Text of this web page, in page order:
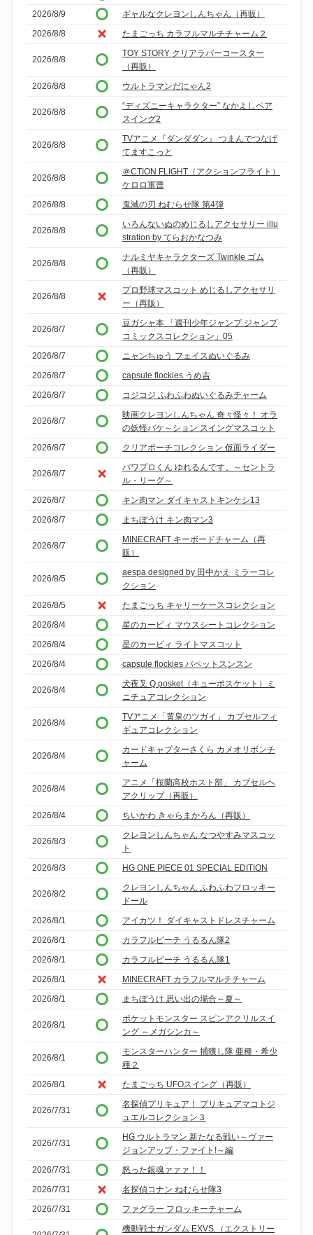
2026/8/9
ギャルなクレヨンしんちゃん（再販）
2026/8/8
たまごっち カラフルマルチチャーム２
2026/8/8
TOY STORY クリアラバーコースター
（再販）
2026/8/8
ウルトラマンだにゃん2
2026/8/8
“ディズニーキャラクター” なかよしペア
スイング2
2026/8/8
TVアニメ『ダンダダン』 つまんでつなげ
てますこっと
2026/8/8
＠CTION FLIGHT（アクションフライト）
ケロロ軍曹
2026/8/8
鬼滅の刃 ねむらせ隊 第4弾
2026/8/8
いろんないぬのめじるしアクセサリー illu
stration by てらおかなつみ
2026/8/8
ナルミヤキャラクターズ Twinkle ゴム
（再販）
2026/8/8
プロ野球マスコット めじるしアクセサリ
ー（再販）
2026/8/7
豆ガシャ本 「週刊少年ジャンプ ジャンプ
コミックスコレクション」05
2026/8/7
ニャンちゅう フェイスぬいぐるみ
2026/8/7
capsule flockies うめ吉
2026/8/7
コジコジ ふわふわぬいぐるみチャーム
2026/8/7
映画クレヨンしんちゃん 奇々怪々！ オラ
の妖怪バケ～ション スイングマスコット
2026/8/7
クリアポーチコレクション 仮面ライダー
2026/8/7
パワプロくん ゆれるんです。～セントラ
ル・リーグ～
2026/8/7
キン肉マン ダイキャストキンケシ13
2026/8/7
まちぼうけ キン肉マン3
2026/8/7
MINECRAFT キーボードチャーム（再
販）
2026/8/5
aespa designed by 田中かえ ミラーコレ
クション
2026/8/5
たまごっち キャリーケースコレクション
2026/8/4
星のカービィ マウスシートコレクション
2026/8/4
星のカービィ ライトマスコット
2026/8/4
capsule flockies パペットスンスン
2026/8/4
犬夜叉 Q posket（キューポスケット）ミ
ニチュアコレクション
2026/8/4
TVアニメ「黄泉のツガイ」 カプセルフィ
ギュアコレクション
2026/8/4
カードキャプターさくら カメオリボンチ
ャーム
2026/8/4
アニメ「桜蘭高校ホスト部」 カプセルヘ
アクリップ（再販）
2026/8/4
ちいかわ きゃらまかろん（再販）
2026/8/3
クレヨンしんちゃん なつやすみマスコッ
ト
2026/8/3
HG ONE PIECE 01 SPECIAL EDITION
2026/8/2
クレヨンしんちゃん ふわふわフロッキー
ドール
2026/8/1
アイカツ！ ダイキャストドレスチャーム
2026/8/1
カラフルピーチ うるるん隊2
2026/8/1
カラフルピーチ うるるん隊1
2026/8/1
MINECRAFT カラフルマルチチャーム
2026/8/1
まちぼうけ 思い出の場合～夏～
2026/8/1
ポケットモンスター スピンアクリルスイ
ング ～メガシンカ～
2026/8/1
モンスターハンター 捕獲し隊 亜種・希少
種２
2026/8/1
たまごっち UFOスイング（再販）
2026/7/31
名探偵プリキュア！ プリキュアマコトジ
ュエルコレクション３
2026/7/31
HG ウルトラマン 新たなる戦い～ヴァー
ジョンアップ・ファイト!～編
2026/7/31
怒った銀魂ァァァ！！
2026/7/31
名探偵コナン ねむらせ隊3
2026/7/31
ファグラー フロッキーチャーム
機動戦士ガンダム EXVS.（エクストリー